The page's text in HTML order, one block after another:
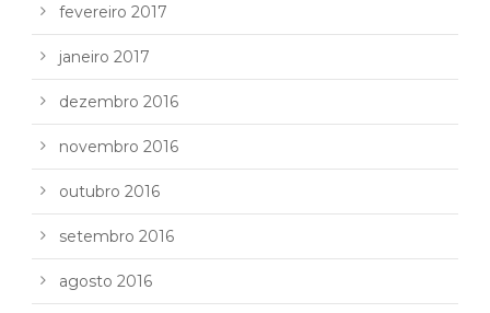
fevereiro 2017
janeiro 2017
dezembro 2016
novembro 2016
outubro 2016
setembro 2016
agosto 2016